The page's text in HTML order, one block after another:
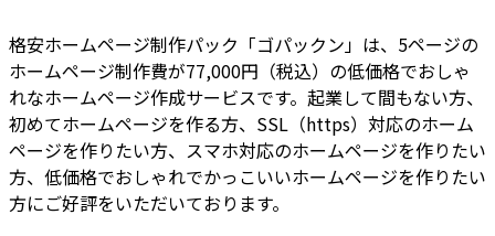
格安ホームページ制作パック「ゴパックン」は、5ページの
ホームページ制作費が77,000円（税込）の低価格でおしゃ
れなホームページ作成サービスです。起業して間もない方、
初めてホームページを作る方、SSL（https）対応のホーム
ページを作りたい方、スマホ対応のホームページを作りたい
方、低価格でおしゃれでかっこいいホームページを作りたい
方にご好評をいただいております。